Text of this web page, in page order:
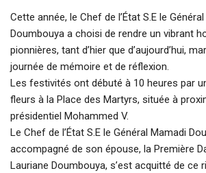
Cette année, le Chef de l’État S.E le
Doumbouya a choisi de rendre un vibrant
pionnières, tant d’hier que d’aujourd’hui,
journée de mémoire et de réflexion.
Les festivités ont débuté à 10 heures par
fleurs à la Place des Martyrs, située à
présidentiel Mohammed V.
Le Chef de l’État S.E le Général Mamadi
accompagné de son épouse, la Première
Lauriane Doumbouya, s’est acquitté de ce